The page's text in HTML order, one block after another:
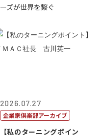
ーズが世界を繋ぐ
2026.07.27
企業家倶楽部アーカイブ
【私のターニングポイン